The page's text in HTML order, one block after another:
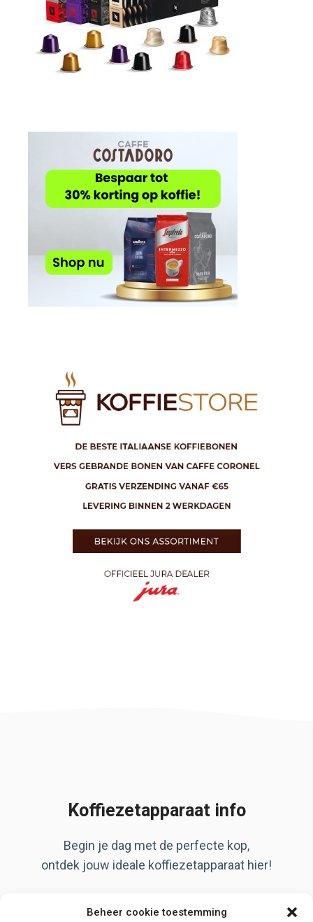
Beheer cookie toestemming
Koffiezetapparaat info
Begin je dag met de perfecte kop,
ontdek jouw ideale koffiezetapparaat hier!